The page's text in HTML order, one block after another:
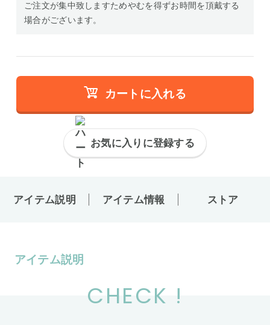
ご注文が集中致しますためやむを得ずお時間を頂戴する
場合がございます。
カートに入れる
お気に入りに登録する
アイテム説明 アイテム情報 ストア
アイテム説明
CHECK !